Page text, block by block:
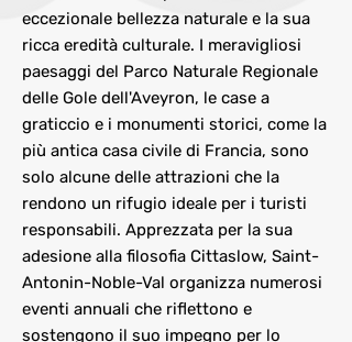
eccezionale bellezza naturale e la sua
ricca eredità culturale. I meravigliosi
paesaggi del Parco Naturale Regionale
delle Gole dell'Aveyron, le case a
graticcio e i monumenti storici, come la
più antica casa civile di Francia, sono
solo alcune delle attrazioni che la
rendono un rifugio ideale per i turisti
responsabili. Apprezzata per la sua
adesione alla filosofia Cittaslow, Saint-
Antonin-Noble-Val organizza numerosi
eventi annuali che riflettono e
sostengono il suo impegno per lo